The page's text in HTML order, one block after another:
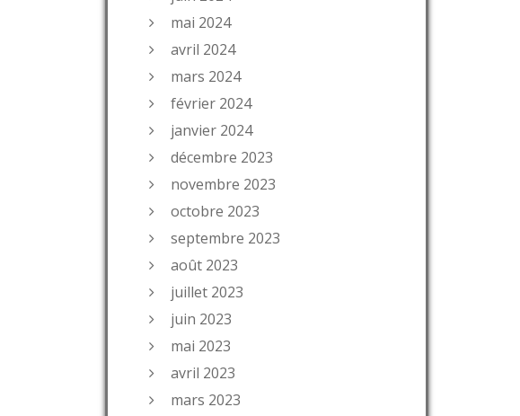
mai 2024
avril 2024
mars 2024
février 2024
janvier 2024
décembre 2023
novembre 2023
octobre 2023
septembre 2023
août 2023
juillet 2023
juin 2023
mai 2023
avril 2023
mars 2023